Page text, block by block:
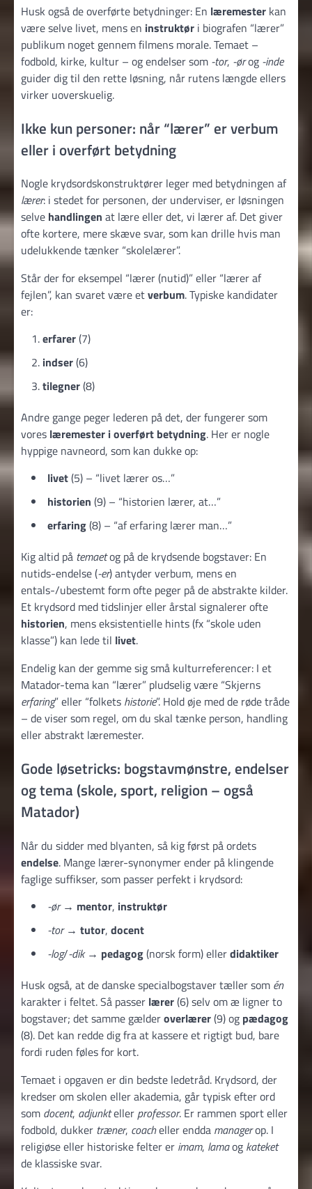
Husk også de overførte betydninger: En læremester kan
være selve livet, mens en instruktør i biografen “lærer”
publikum noget gennem filmens morale. Temaet –
fodbold, kirke, kultur – og endelser som -tor, -ørog -inde
guider dig til den rette løsning, når rutens længde ellers
virker uoverskuelig.
Ikke kun personer: når “lærer” er verbum
eller i overført betydning
Nogle krydsordskonstruktører leger med betydningen af
lærer: i stedet for personen, der underviser, er løsningen
selve handlingen at lære eller det, vi lærer af. Det giver
ofte kortere, mere skæve svar, som kan drille hvis man
udelukkende tænker “skolelærer”.
Står der for eksempel “lærer (nutid)” eller “lærer af
fejlen”, kan svaret være etverbum. Typiske kandidater
er:
erfarer(7)
indser(6)
tilegner(8)
Andre gange peger lederen på det, der fungerer som
vores læremester i overført betydning. Her er nogle
hyppige navneord, som kan dukke op:
livet(5) – “livet lærer os…”
historien (9) – “historien lærer, at…”
erfaring(8) – “af erfaring lærer man…”
Kig altid på temaetog på de krydsende bogstaver: En
nutids-endelse (-er) antyder verbum, mens en
entals-/ubestemt form ofte peger på de abstrakte kilder.
Et krydsord med tidslinjer eller årstal signalerer ofte
historien, mens eksistentielle hints (fx “skole uden
klasse”) kan lede til livet.
Endelig kan der gemme sig små kulturreferencer: I et
Matador-tema kan “lærer” pludselig være “Skjerns
erfaring” eller “folkets historie”. Hold øje med de røde tråde
– de viser som regel, om du skal tænke person, handling
eller abstrakt læremester.
Gode løsetricks: bogstavmønstre, endelser
og tema (skole, sport, religion – også
Matador)
Når du sidder med blyanten, så kig først på ordets
endelse. Mange lærer-synonymer ender på klingende
faglige suffikser, som passer perfekt i krydsord:
-ør→ mentor, instruktør
-tor→ tutor, docent
-log/-dik→ pedagog(norsk form) ellerdidaktiker
Husk også, at de danske specialbogstaver tæller som én
karakter i feltet. Så passer lærer(6) selv om æ ligner to
bogstaver; det samme gælderoverlærer(9) og pædagog
(8). Det kan redde dig fra at kassere et rigtigt bud, bare
fordi ruden føles for kort.
Temaet i opgaven er din bedste ledetråd. Krydsord, der
kredser om skolen eller akademia, går typisk efter ord
som docent, adjunkteller professor. Er rammen sport eller
fodbold, dukker træner, coacheller endda managerop. I
religiøse eller historiske felter er imam, lamaog kateket
de klassiske svar.